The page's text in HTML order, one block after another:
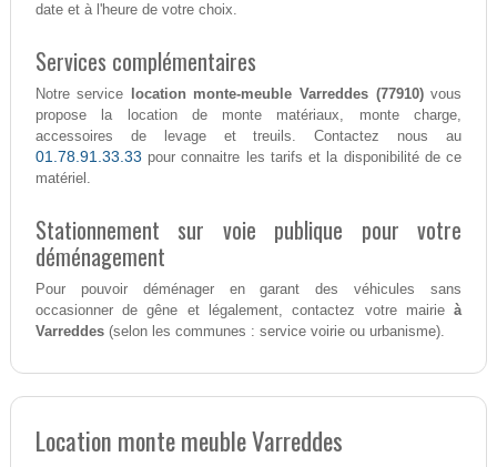
date et à l'heure de votre choix.
Services complémentaires
Notre service location monte-meuble Varreddes (77910)vous
propose la location de monte matériaux, monte charge,
accessoires de levage et treuils. Contactez nous au
01.78.91.33.33 pour connaitre les tarifs et la disponibilité de ce
matériel.
Stationnement sur voie publique pour votre
déménagement
Pour pouvoir déménager en garant des véhicules sans
occasionner de gêne et légalement, contactez votre mairieà
Varreddes(selon les communes : service voirie ou urbanisme).
Location monte meuble Varreddes